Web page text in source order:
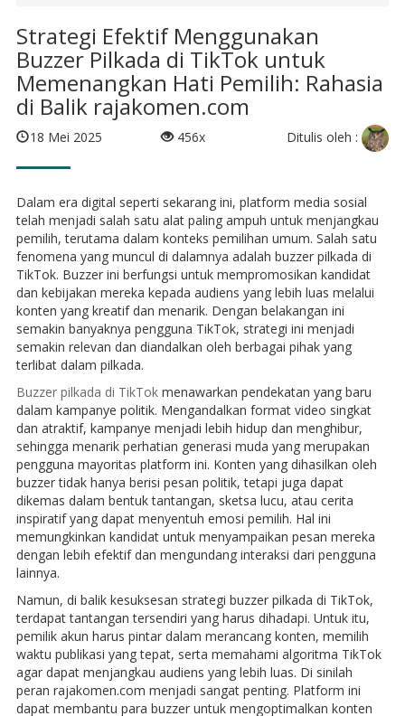
Strategi Efektif Menggunakan
Buzzer Pilkada di TikTok untuk
Memenangkan Hati Pemilih: Rahasia
di Balik rajakomen.com
18 Mei 2025 456x Ditulis oleh :
Dalam era digital seperti sekarang ini, platform media sosial
telah menjadi salah satu alat paling ampuh untuk menjangkau
pemilih, terutama dalam konteks pemilihan umum. Salah satu
fenomena yang muncul di dalamnya adalah buzzer pilkada di
TikTok. Buzzer ini berfungsi untuk mempromosikan kandidat
dan kebijakan mereka kepada audiens yang lebih luas melalui
konten yang kreatif dan menarik. Dengan belakangan ini
semakin banyaknya pengguna TikTok, strategi ini menjadi
semakin relevan dan diandalkan oleh berbagai pihak yang
terlibat dalam pilkada.
Buzzer pilkada di TikTokmenawarkan pendekatan yang baru
dalam kampanye politik. Mengandalkan format video singkat
dan atraktif, kampanye menjadi lebih hidup dan menghibur,
sehingga menarik perhatian generasi muda yang merupakan
pengguna mayoritas platform ini. Konten yang dihasilkan oleh
buzzer tidak hanya berisi pesan politik, tetapi juga dapat
dikemas dalam bentuk tantangan, sketsa lucu, atau cerita
inspiratif yang dapat menyentuh emosi pemilih. Hal ini
memungkinkan kandidat untuk menyampaikan pesan mereka
dengan lebih efektif dan mengundang interaksi dari pengguna
lainnya.
Namun, di balik kesuksesan strategi buzzer pilkada di TikTok,
terdapat tantangan tersendiri yang harus dihadapi. Untuk itu,
pemilik akun harus pintar dalam merancang konten, memilih
waktu publikasi yang tepat, serta memahami algoritma TikTok
agar dapat menjangkau audiens yang lebih luas. Di sinilah
peran rajakomen.com menjadi sangat penting. Platform ini
dapat membantu para buzzer untuk mengoptimalkan konten